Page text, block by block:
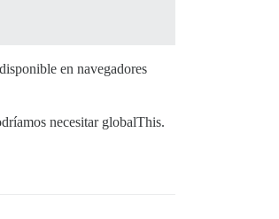
en navegadores
necesitar globalThis.